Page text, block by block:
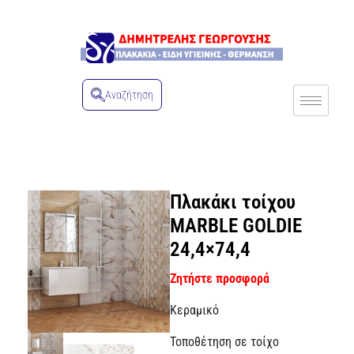
Αναζήτηση
Πλακάκι τοίχου
MARBLE GOLDIE
24,4×74,4
Ζητήστε προσφορά
Kεραμικό
Τοποθέτηση σε τοίχο